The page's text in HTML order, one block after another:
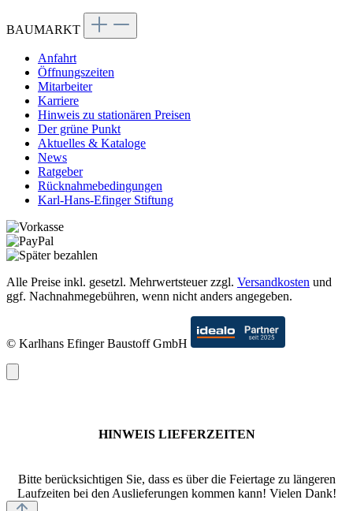
BAUMARKT
Anfahrt
Öffnungszeiten
Mitarbeiter
Karriere
Hinweis zu stationären Preisen
Der grüne Punkt
Aktuelles & Kataloge
News
Ratgeber
Rücknahmebedingungen
Karl-Hans-Efinger Stiftung
Alle Preise inkl. gesetzl. Mehrwertsteuer zzgl. Versandkosten und
ggf. Nachnahmegebühren, wenn nicht anders angegeben.
© Karlhans Efinger Baustoff GmbH
HINWEIS LIEFERZEITEN
Bitte berücksichtigen Sie, dass es über die Feiertage zu längeren
Laufzeiten bei den Auslieferungen kommen kann! Vielen Dank!